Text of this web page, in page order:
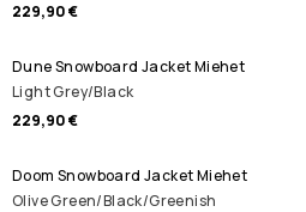
229,90 €
Dune Snowboard Jacket Miehet
Light Grey/Black
229,90 €
Doom Snowboard Jacket Miehet
Olive Green/Black/Greenish